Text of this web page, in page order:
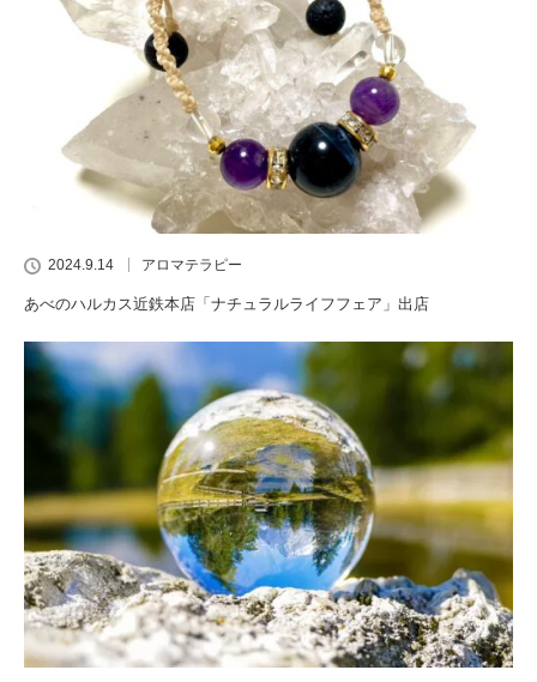
2024.9.14 アロマテラピー
あべのハルカス近鉄本店「ナチュラルライフフェア」出店